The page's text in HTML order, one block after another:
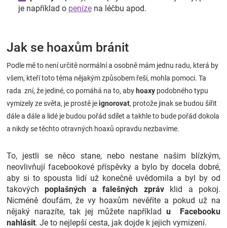
je například o peníze na léčbu apod.
Jak se hoaxům bránit
Podle mě to není určitě normální a osobně mám jednu radu, která by
všem, kteří toto téma nějakým způsobem řeší, mohla pomoci. Ta
rada zní, že jediné, co pomáhá na to, aby hoaxy podobného typu
vymizely ze světa, je prostě jeignorovat, protože jinak se budou šířit
dále a dále a lidé je budou pořád sdílet a takhle to bude pořád dokola
a nikdy se těchto otravných hoaxů opravdu nezbavíme.
To, jestli se něco stane, nebo nestane našim blízkým,
neovlivňují facebookové příspěvky a bylo by docela dobré,
aby si to spousta lidí už konečně uvědomila a byl by od
takovýchpoplašných a falešných zpráv klid a pokoj.
Nicméně doufám, že vy hoaxům nevěříte a pokud už na
nějaký narazíte, tak jej můžete například u Facebooku
nahlásit. Je to nejlepší cesta, jak dojde k jejich vymizení.